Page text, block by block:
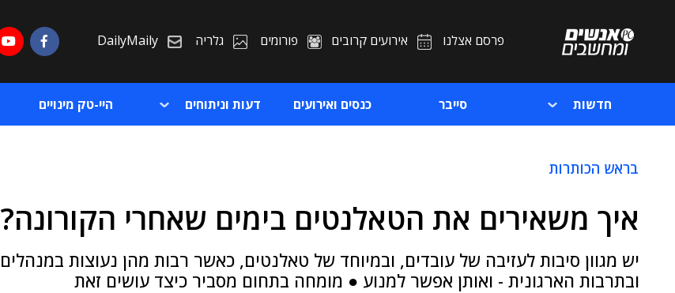
פרסם אצלנו אירועים קרובים פורומים גלריה DailyMaily
חדשות סייבר כנסים ואירועים דעות וניתוחים היי-טק מינויים
בראש הכותרות
איך משאירים את הטאלנטים בימים שאחרי הקורונה?
יש מגוון סיבות לעזיבה של עובדים, ובמיוחד של טאלנטים, כאשר רבות מהן נעוצות במנהלים
ובתרבות הארגונית - ואותן אפשר למנוע ● מומחה בתחום מסביר כיצד עושים זאת